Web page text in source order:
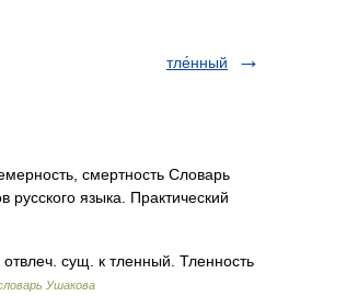
тле́нный
смертность Словарь
русского языка. Практический
сущ. к тленный. Тленность
Ушакова